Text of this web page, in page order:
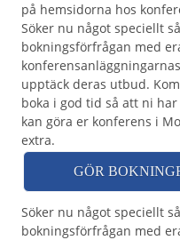
på hemsidorna hos
Söker nu något speciellt
bokningsförfrågan med
upptäck deras utbud.
boka i god tid så att ni
kan göra er konferens i
extra.
GÖR
Söker nu något speciellt
bokningsförfrågan med